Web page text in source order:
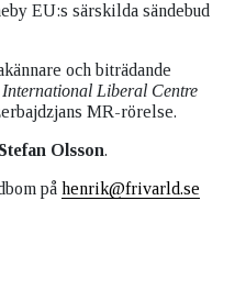
EU:s särskilda sändebud
och biträdande
International Liberal Centre
MR-rörelse.
Stefan Olsson.
på henrik@frivarld.se